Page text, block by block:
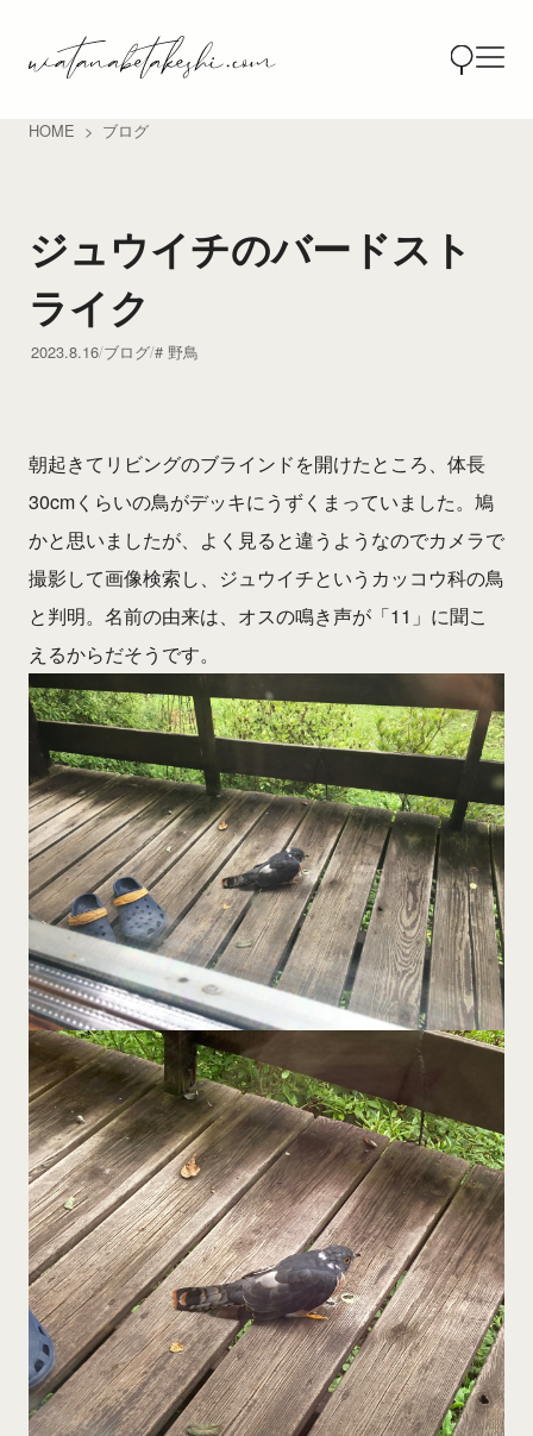
HOME ブログ
ジュウイチのバードスト
ライク
2023.8.16 ブログ 野鳥
朝起きてリビングのブラインドを開けたところ、体長
30cmくらいの鳥がデッキにうずくまっていました。鳩
かと思いましたが、よく見ると違うようなのでカメラで
撮影して画像検索し、ジュウイチというカッコウ科の鳥
と判明。名前の由来は、オスの鳴き声が「11」に聞こ
えるからだそうです。